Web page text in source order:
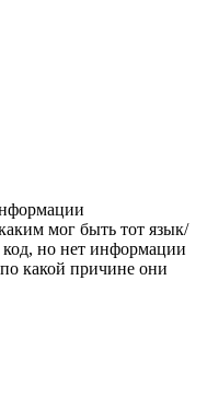
мог быть тот язык/
но нет информации
какой причине они